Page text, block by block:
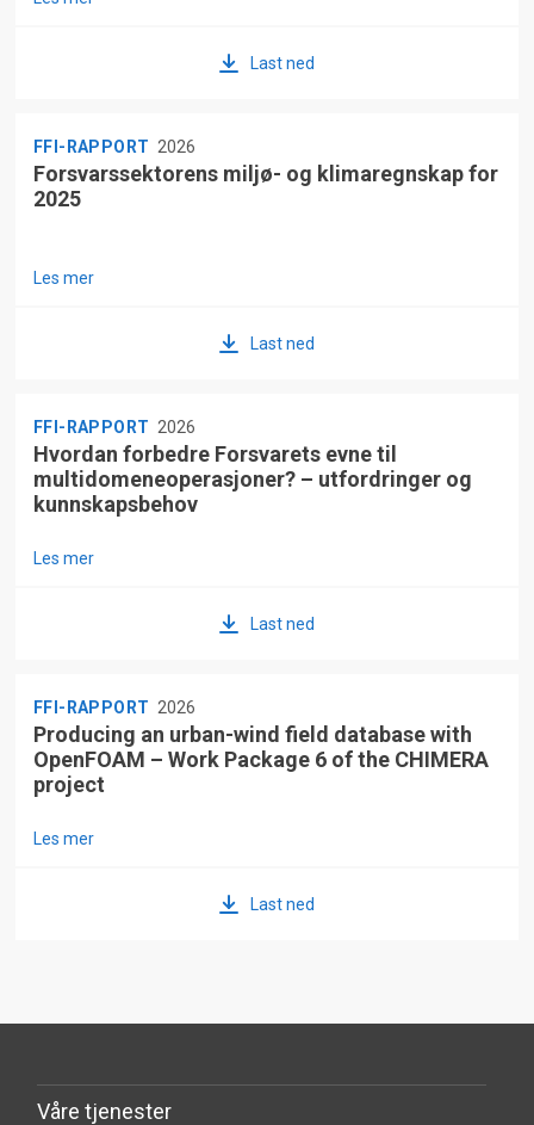
Last ned
FFI-RAPPORT 2026
Forsvarssektorens miljø- og klimaregnskap for
2025
Les mer
Last ned
FFI-RAPPORT 2026
Hvordan forbedre Forsvarets evne til
multidomeneoperasjoner? – utfordringer og
kunnskapsbehov
Les mer
Last ned
FFI-RAPPORT 2026
Producing an urban-wind field database with
OpenFOAM – Work Package 6 of the CHIMERA
project
Les mer
Last ned
Våre tjenester